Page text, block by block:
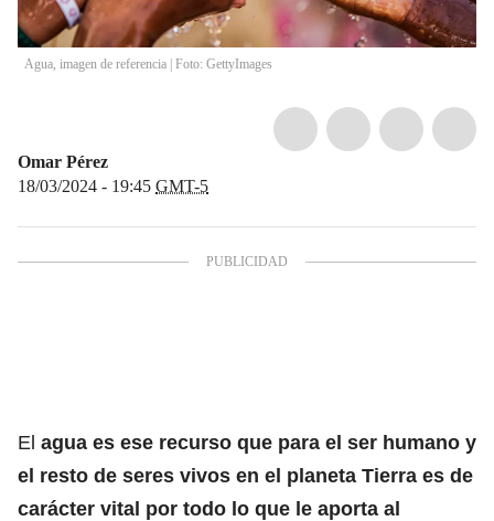
Agua, imagen de referencia | Foto: GettyImages
Omar Pérez
18/03/2024 - 19:45 GMT-5
El agua es ese recurso que para el ser humano y
el resto de seres vivos en el planeta Tierra es de
carácter vital por todo lo que le aporta al